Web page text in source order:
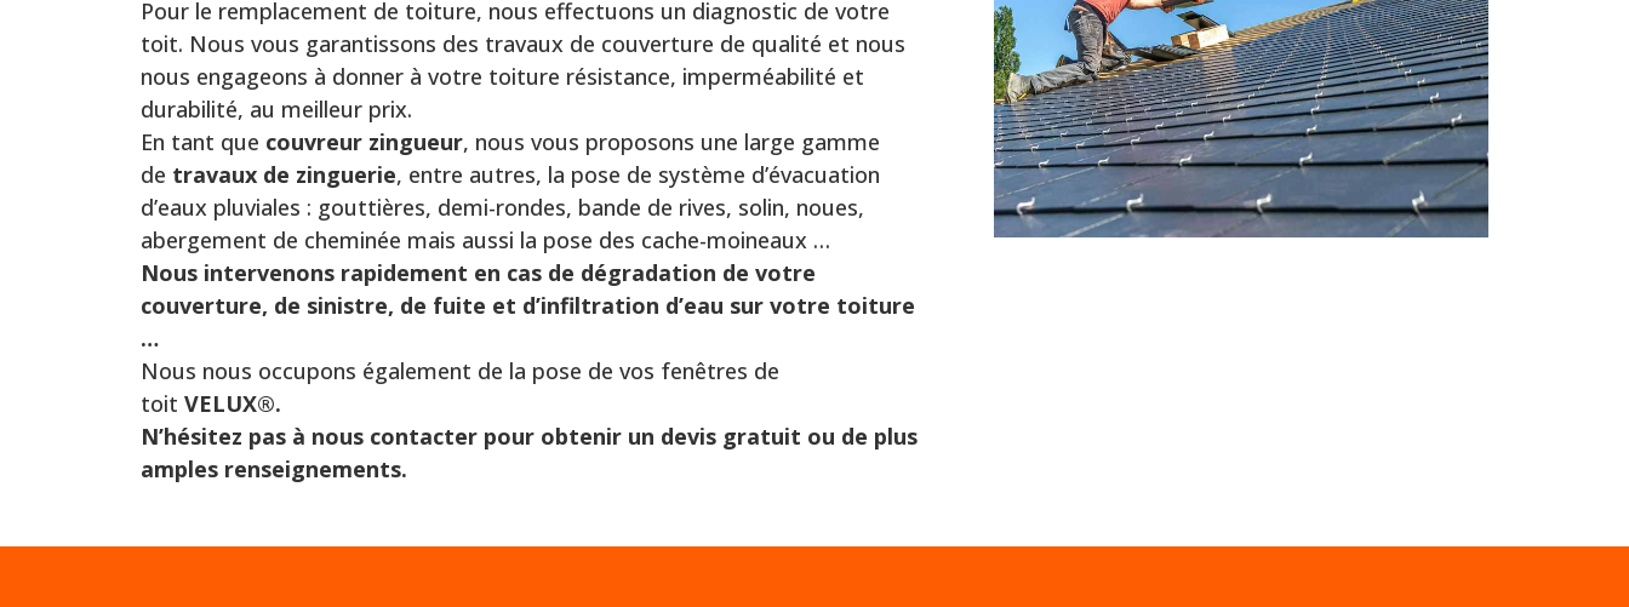
Pour le remplacement de toiture, nous effectuons un diagnostic de votre
toit. Nous vous garantissons des travaux de couverture de qualité et nous
nous engageons à donner à votre toiture résistance, imperméabilité et
durabilité, au meilleur prix.
En tant que couvreur zingueur, nous vous proposons une large gamme
de travaux de zinguerie, entre autres, la pose de système d’évacuation
d’eaux pluviales : gouttières, demi-rondes, bande de rives, solin, noues,
abergement de cheminée mais aussi la pose des cache-moineaux …
Nous intervenons rapidement en cas de dégradation de votre
couverture, de sinistre, de fuite et d’infiltration d’eau sur votre toiture
…
Nous nous occupons également de la pose de vos fenêtres de
toit VELUX®.
N’hésitez pas à nous contacter pour obtenir un devis gratuit ou de plus
amples renseignements.